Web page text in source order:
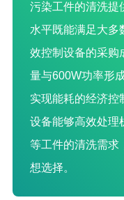
污染工件的清洗提
水平既能满足大多
效控制设备的采购
量与600W功率形
实现能耗的经济控
设备能够高效处理
等工件的清洗需求
想选择。